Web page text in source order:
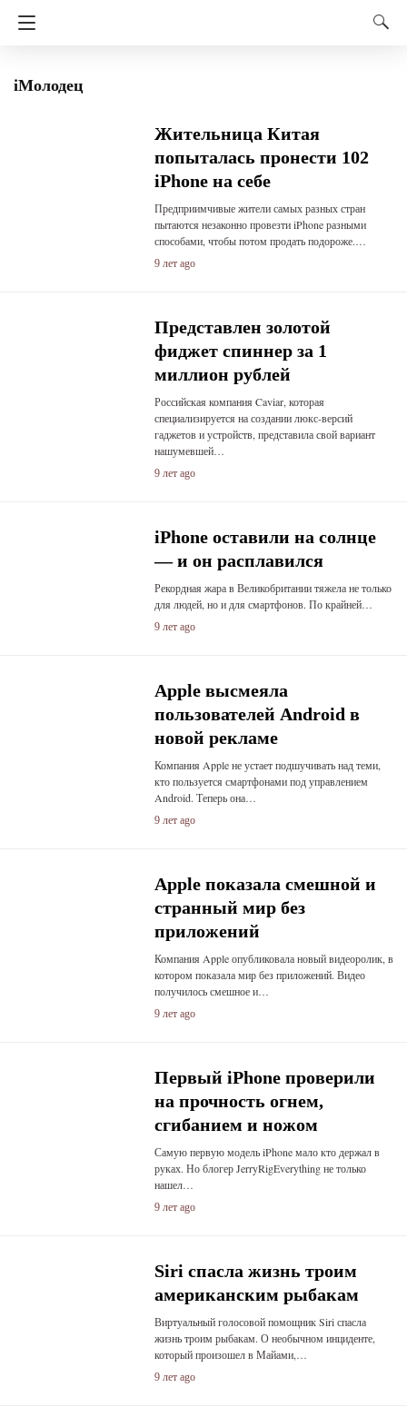
iМолодец
Жительница Китая
попыталась пронести 102
iPhone на себе
Предприимчивые жители самых разных стран
пытаются незаконно провезти iPhone разными
способами, чтобы потом продать подороже.…
9 лет ago
Представлен золотой
фиджет спиннер за 1
миллион рублей
Российская компания Caviar, которая
специализируется на создании люкс-версий
гаджетов и устройств, представила свой вариант
нашумевшей…
9 лет ago
iPhone оставили на солнце
— и он расплавился
Рекордная жара в Великобритании тяжела не только
для людей, но и для смартфонов. По крайней…
9 лет ago
Apple высмеяла
пользователей Android в
новой рекламе
Компания Apple не устает подшучивать над теми,
кто пользуется смартфонами под управлением
Android. Теперь она…
9 лет ago
Apple показала смешной и
странный мир без
приложений
Компания Apple опубликовала новый видеоролик, в
котором показала мир без приложений. Видео
получилось смешное и…
9 лет ago
Первый iPhone проверили
на прочность огнем,
сгибанием и ножом
Самую первую модель iPhone мало кто держал в
руках. Но блогер JerryRigEverything не только
нашел…
9 лет ago
Siri спасла жизнь троим
американским рыбакам
Виртуальный голосовой помощник Siri спасла
жизнь троим рыбакам. О необычном инциденте,
который произошел в Майами,…
9 лет ago